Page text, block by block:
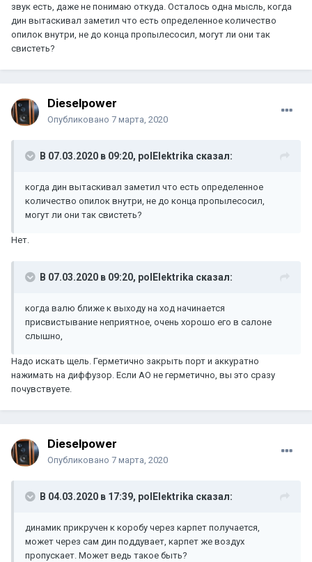
звук есть, даже не понимаю откуда. Осталось одна мысль, когда
дин вытаскивал заметил что есть определенное количество
опилок внутри, не до конца пропылесосил, могут ли они так
свистеть?
Dieselpower
Опубликовано 7 марта, 2020
В 07.03.2020 в 09:20, polElektrika сказал:
когда дин вытаскивал заметил что есть определенное
количество опилок внутри, не до конца пропылесосил,
могут ли они так свистеть?
Нет.
В 07.03.2020 в 09:20, polElektrika сказал:
когда валю ближе к выходу на ход начинается
присвистывание неприятное, очень хорошо его в салоне
слышно,
Надо искать щель. Герметично закрыть порт и аккуратно
нажимать на диффузор. Если АО не герметично, вы это сразу
почувствуете.
Dieselpower
Опубликовано 7 марта, 2020
В 04.03.2020 в 17:39, polElektrika сказал:
динамик прикручен к коробу через карпет получается,
может через сам дин поддувает, карпет же воздух
пропускает. Может ведь такое быть?